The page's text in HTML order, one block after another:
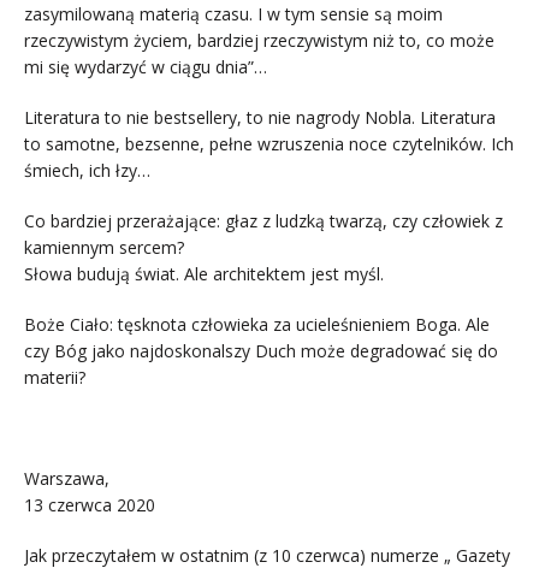
zasymilowaną materią czasu. I w tym sensie są moim
rzeczywistym życiem, bardziej rzeczywistym niż to, co może
mi się wydarzyć w ciągu dnia”…
Literatura to nie bestsellery, to nie nagrody Nobla. Literatura
to samotne, bezsenne, pełne wzruszenia noce czytelników. Ich
śmiech, ich łzy…
Co bardziej przerażające: głaz z ludzką twarzą, czy człowiek z
kamiennym sercem?
Słowa budują świat. Ale architektem jest myśl.
Boże Ciało: tęsknota człowieka za ucieleśnieniem Boga. Ale
czy Bóg jako najdoskonalszy Duch może degradować się do
materii?
Warszawa,
13 czerwca 2020
Jak przeczytałem w ostatnim (z 10 czerwca) numerze „ Gazety